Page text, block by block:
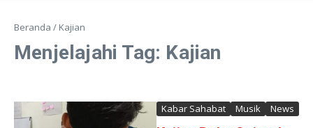
Beranda / Kajian
Menjelajahi Tag: Kajian
Kabar Sahabat Musik News